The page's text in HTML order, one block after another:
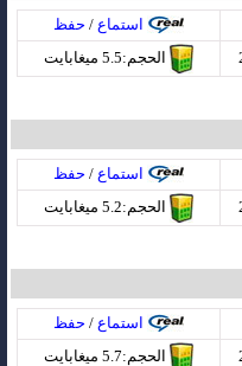
استماع / حفظ
الحجم:5.5 ميغابايت
استماع / حفظ
الحجم:5.2 ميغابايت
استماع / حفظ
الحجم:5.7 ميغابايت